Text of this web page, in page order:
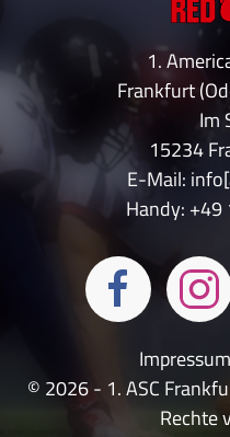
1.
Frankfurt
Im
15234
E-Mail:
Handy: +49
Impressum
© 2026 - 1. ASC
Rechte